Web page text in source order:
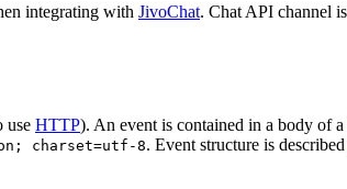
integrating with JivoChat. Chat API channel
use HTTP). An event is contained in a body of a
charset=utf-8. Event structure is described